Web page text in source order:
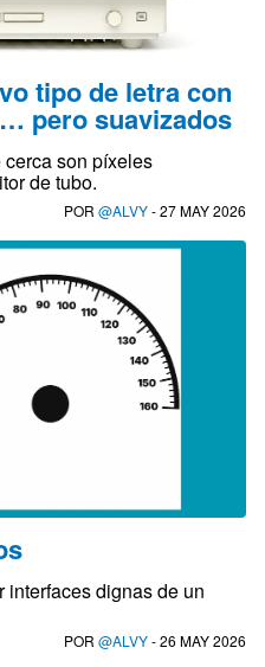
tipo de letra con
pero suavizados
cerca son píxeles
de tubo.
POR @ALVY- 27 MAY 2026
interfaces dignas de un
POR @ALVY- 26 MAY 2026